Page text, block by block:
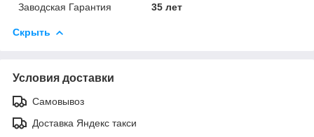
Заводская Гарантия
35 лет
Скрыть
Условия доставки
Самовывоз
Доставка Яндекс такси